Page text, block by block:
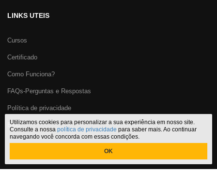
LINKS UTEIS
Cursos
Certificado
Como Funciona?
FAQs-Perguntas e Respostas
Política de privacidade
Blog
Utilizamos cookies para personalizar a sua experiência em nosso site.
Consulte a nossa política de privacidade para saber mais. Ao continuar
navegando você concorda com essas condições.
OK